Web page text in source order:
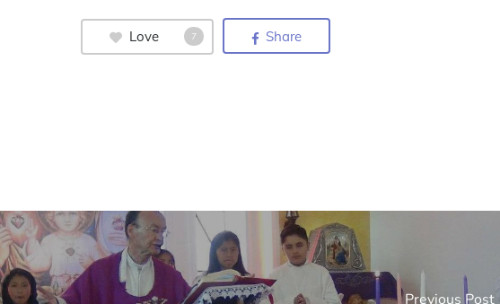
Love 7 Share
Previous Post